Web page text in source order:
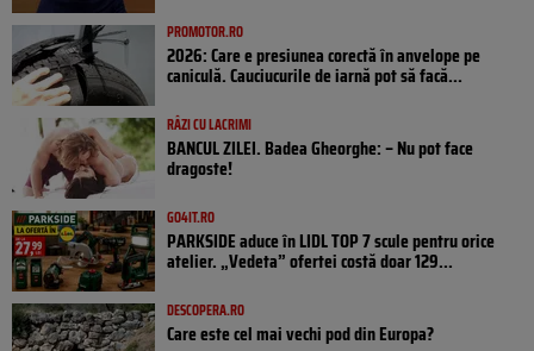
PROMOTOR.RO
2026: Care e presiunea corectă în anvelope pe
caniculă. Cauciucurile de iarnă pot să facă...
RÂZI CU LACRIMI
BANCUL ZILEI. Badea Gheorghe: – Nu pot face
dragoste!
GO4IT.RO
PARKSIDE aduce în LIDL TOP 7 scule pentru orice
atelier. „Vedeta” ofertei costă doar 129...
DESCOPERA.RO
Care este cel mai vechi pod din Europa?